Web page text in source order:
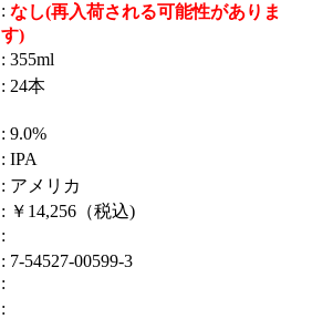
: なし(再入荷される可能性がありま
す)
: 355ml
: 24本
: 9.0%
: IPA
: アメリカ
: ￥14,256（税込)
:
: 7-54527-00599-3
:
: